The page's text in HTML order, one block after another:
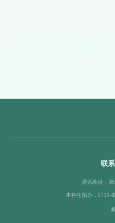
联
通讯地址：
本科生招办：0719-